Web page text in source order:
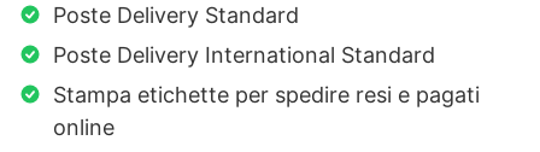
Poste Delivery Standard
Poste Delivery International Standard
Stampa etichette per spedire resi e pagati
online